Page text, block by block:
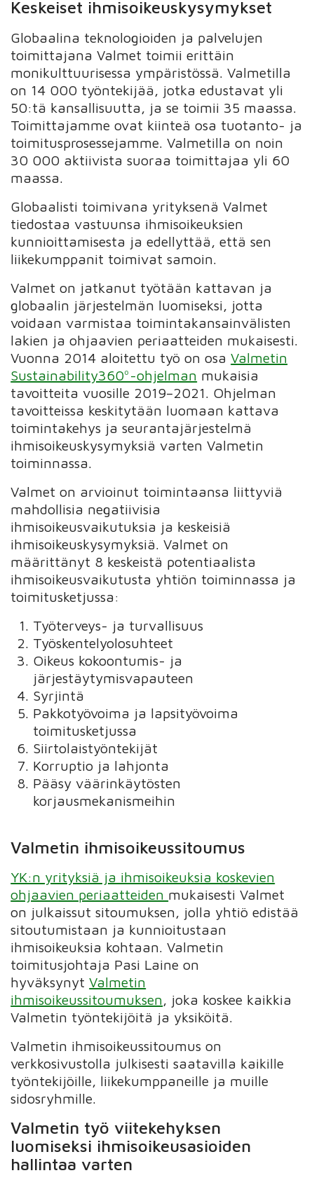
Keskeiset ihmisoikeuskysymykset
Globaalina teknologioiden ja palvelujen
toimittajana Valmet toimii erittäin
monikulttuurisessa ympäristössä. Valmetilla
on 14 000 työntekijää, jotka edustavat yli
50:tä kansallisuutta, ja se toimii 35 maassa.
Toimittajamme ovat kiinteä osa tuotanto- ja
toimitusprosessejamme. Valmetilla on noin
30 000 aktiivista suoraa toimittajaa yli 60
maassa.
Globaalisti toimivana yrityksenä Valmet
tiedostaa vastuunsa ihmisoikeuksien
kunnioittamisesta ja edellyttää, että sen
liikekumppanit toimivat samoin.
Valmet on jatkanut työtään kattavan ja
globaalin järjestelmän luomiseksi, jotta
voidaan varmistaa toimintakansainvälisten
lakien ja ohjaavien periaatteiden mukaisesti.
Vuonna 2014 aloitettu työ on osaValmetin
Sustainability360º-ohjelman mukaisia
tavoitteita vuosille 2019–2021. Ohjelman
tavoitteissa keskitytään luomaan kattava
toimintakehys ja seurantajärjestelmä
ihmisoikeuskysymyksiä varten Valmetin
toiminnassa.
Valmet on arvioinut toimintaansa liittyviä
mahdollisia negatiivisia
ihmisoikeusvaikutuksia ja keskeisiä
ihmisoikeuskysymyksiä. Valmet on
määrittänyt 8 keskeistä potentiaalista
ihmisoikeusvaikutusta yhtiön toiminnassa ja
toimitusketjussa:
Työterveys- ja turvallisuus
Työskentelyolosuhteet
Oikeus kokoontumis- ja
järjestäytymisvapauteen
Syrjintä
Pakkotyövoima ja lapsityövoima
toimitusketjussa
Siirtolaistyöntekijät
Korruptio ja lahjonta
Pääsy väärinkäytösten
korjausmekanismeihin
Valmetin ihmisoikeussitoumus
YK:n yrityksiä ja ihmisoikeuksia koskevien
ohjaavien periaatteiden mukaisesti Valmet
on julkaissut sitoumuksen, jolla yhtiö edistää
sitoutumistaan ja kunnioitustaan
ihmisoikeuksia kohtaan. Valmetin
toimitusjohtaja Pasi Laine on
hyväksynytValmetin
ihmisoikeussitoumuksen, joka koskee kaikkia
Valmetin työntekijöitä ja yksiköitä.
Valmetin ihmisoikeussitoumus on
verkkosivustolla julkisesti saatavilla kaikille
työntekijöille, liikekumppaneille ja muille
sidosryhmille.
Valmetin työ viitekehyksen
luomiseksi ihmisoikeusasioiden
hallintaa varten